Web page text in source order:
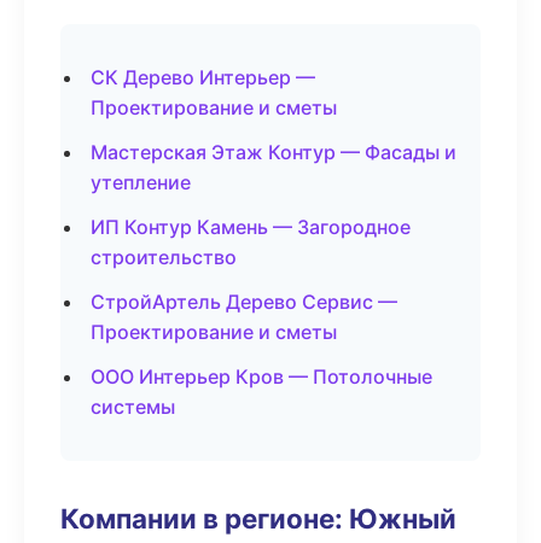
СК Дерево Интерьер —
Проектирование и сметы
Мастерская Этаж Контур — Фасады и
утепление
ИП Контур Камень — Загородное
строительство
СтройАртель Дерево Сервис —
Проектирование и сметы
ООО Интерьер Кров — Потолочные
системы
Компании в регионе: Южный